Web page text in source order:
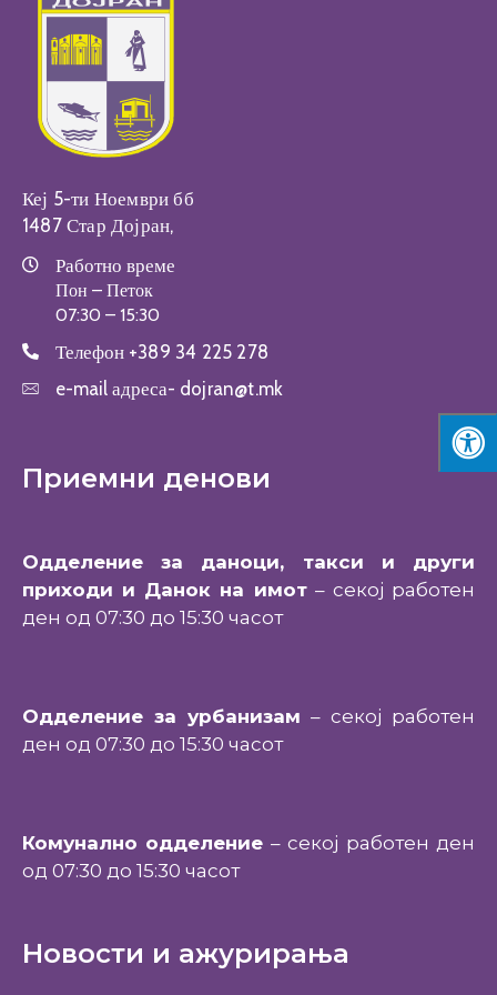
Кеј 5-ти Ноември бб
1487 Стар Дојран,
Работно време
Пон – Петок
07:30 – 15:30
Телефон +389 34 225 278
e-mail адреса- dojran@t.mk
Приемни денови
Одделение за даноци, такси и други
приходи и Данок на имот– секој работен
ден од 07:30 до 15:30 часот
Одделение за урбанизам – секој работен
ден од 07:30 до 15:30 часот
Комунално одделение – секој работен ден
од 07:30 до 15:30 часот
Новости и ажурирања